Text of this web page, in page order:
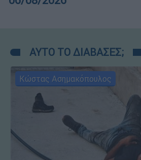
ΑΥΤΟ ΤΟ ΔΙΑΒΑΣΕΣ;
Κώστας Ασημακόπουλος